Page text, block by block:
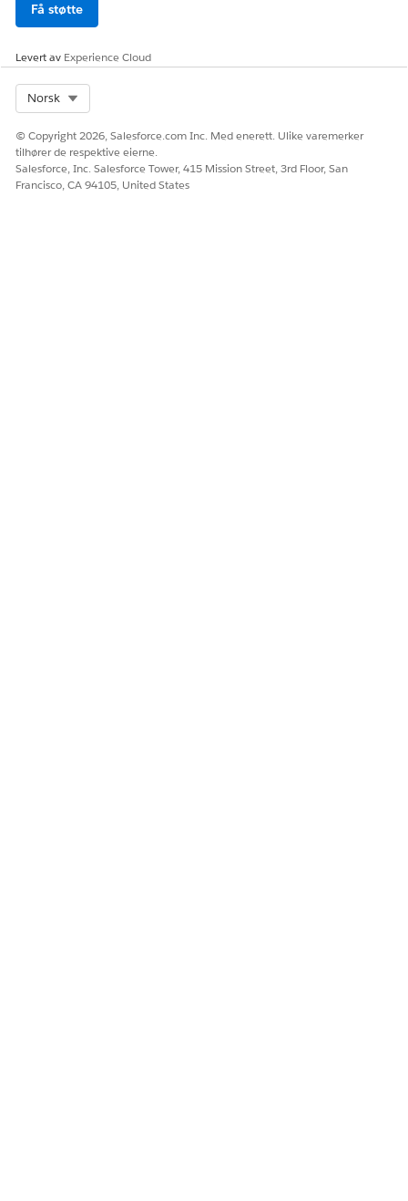
Få støtte
Levert av Experience Cloud
Norsk
© Copyright 2026, Salesforce.com Inc. Med enerett. Ulike varemerker
tilhører de respektive eierne.
Salesforce, Inc. Salesforce Tower, 415 Mission Street, 3rd Floor, San
Francisco, CA 94105, United States